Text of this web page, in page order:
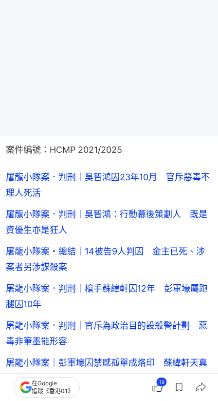
案件編號：HCMP 2021/2025
屠龍小隊案．判刑｜吳智鴻囚23年10月 官斥惡毒不
理人死活
屠龍小隊案．判刑｜吳智鴻：行動幕後策劃人 既是
資優生亦是狂人
屠龍小隊案・總結｜14被告9人判囚 金主已死、涉
案者另涉謀殺案
屠龍小隊案．判刑｜槍手蘇緯軒囚12年 彭軍壕屬跑
腿囚10年
屠龍小隊案．判刑｜官斥為政治目的設殺警計劃 惡
毒非筆墨能形容
屠龍小隊案｜彭軍壕囚禁感孤單成烙印 蘇緯軒天真
但內心正直
在Google
追蹤《香港01》
19